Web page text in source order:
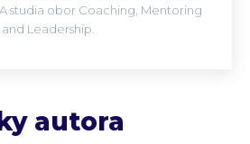
studia obor Coaching, Mentoring
and Leadership.
autora